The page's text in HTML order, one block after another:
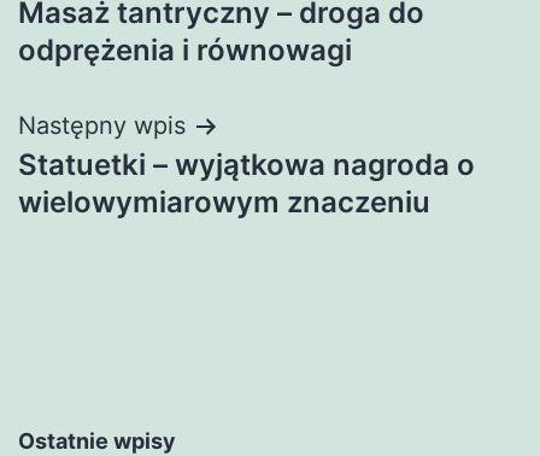
wpisu
Masaż tantryczny – droga do
odprężenia i równowagi
Następny wpis
Statuetki – wyjątkowa nagroda o
wielowymiarowym znaczeniu
Ostatnie wpisy